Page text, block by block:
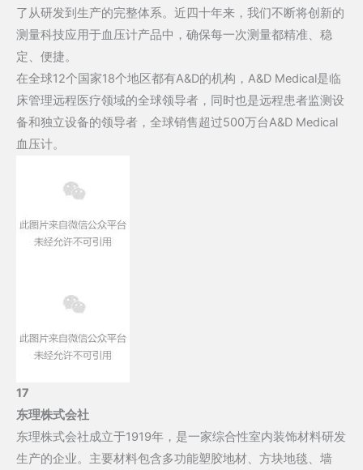
了从研发到生产的完整体系。近四十年来，我们不断将创新的
测量科技应用于血压计产品中，确保每一次测量都精准、稳
定、便捷。
在全球12个国家18个地区都有A&D的机构，A&D Medical是临
床管理远程医疗领域的全球领导者，同时也是远程患者监测设
备和独立设备的领导者，全球销售超过500万台A&D Medical
血压计。
17
东理株式会社
东理株式会社成立于1919年，是一家综合性室内装饰材料研发
生产的企业。主要材料包含多功能塑胶地材、方块地毯、墙